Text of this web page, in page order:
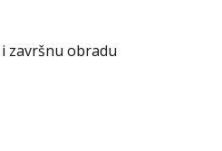
završnu obradu